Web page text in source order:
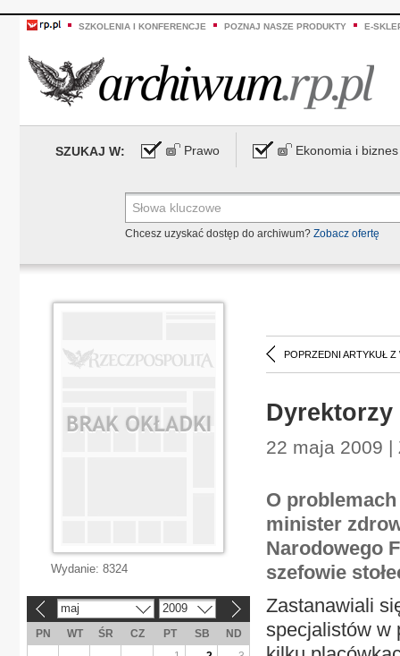
SZKOLENIA I KONFERENCJE POZNAJ NASZE PRODUKTY E-
SZUKAJ W: Prawo Ekonomia i biznes
Chcesz uzyskać dostęp do archiwum? Zobacz ofertę
POPRZEDNI ARTYKUŁ Z
22 maja 2009 |
O problemach
minister
Narodowego
szefowie
Zastanawiali
specjalistów w
Wydanie: 8324
maj 2009
PN WT ŚR CZ PT SB
ND